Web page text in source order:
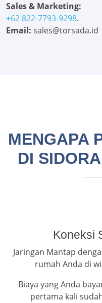
Sales & Marketing:
+62 822-7793-9298.
Email: sales@torsada.id
MENGAPA
DI
Koneksi
Jaringan Mantap
rumah Anda di
Biaya yang Anda
pertama kali